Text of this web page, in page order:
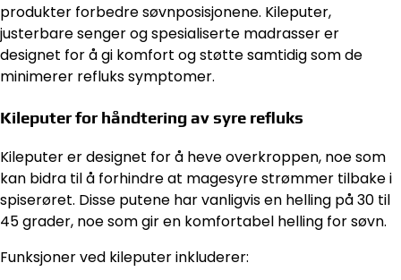
produkter forbedre søvnposisjonene. Kileputer,
justerbare senger og spesialiserte madrasser er
designet for å gi komfort og støtte samtidig som de
minimerer refluks symptomer.
Kileputer for håndtering av syre refluks
Kileputer er designet for å heve overkroppen, noe som
kan bidra til å forhindre at magesyre strømmer tilbake i
spiserøret. Disse putene har vanligvis en helling på 30 til
45 grader, noe som gir en komfortabel helling for søvn.
Funksjoner ved kileputer inkluderer: